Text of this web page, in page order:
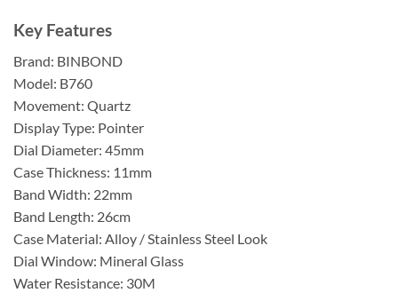
Key Features
Brand: BINBOND
Model: B760
Movement: Quartz
Display Type: Pointer
Dial Diameter: 45mm
Case Thickness: 11mm
Band Width: 22mm
Band Length: 26cm
Case Material: Alloy / Stainless Steel Look
Dial Window: Mineral Glass
Water Resistance: 30M